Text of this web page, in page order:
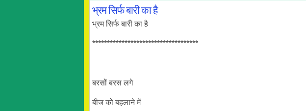
भ्रम सिर्फ बारी का है
भ्रम सिर्फ बारी का है
************************************
बरसों बरस लगे
बीज को बहलाने में